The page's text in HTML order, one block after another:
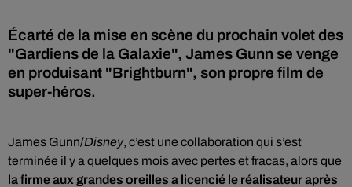
Écarté de la mise en scène du prochain volet des
"Gardiens de la Galaxie", James Gunn se venge
en produisant "Brightburn", son propre film de
super-héros.
James Gunn/Disney, c’est une collaboration qui s’est
terminée il y a quelques mois avec pertes et fracas, alors que
la firme aux grandes oreilles a licencié le réalisateur après